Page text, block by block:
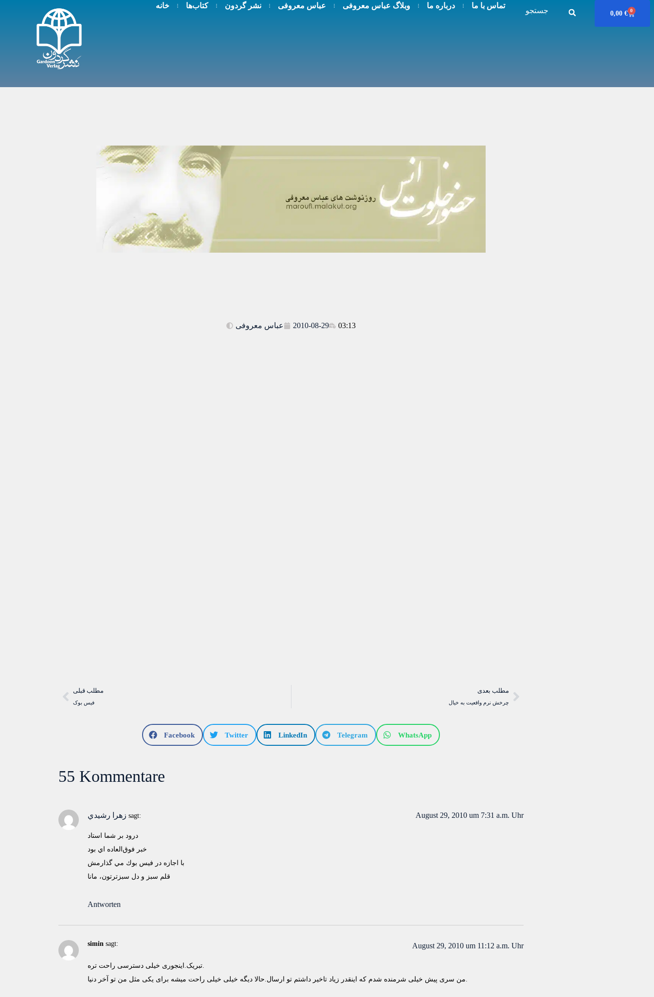
خانه کتاب‌ها نشر گردون عباس معروفی وبلاگ عباس معروفی درباره ما تماس با ما
جستجو 0,00 € 0
عباس معروفی 2010-08-29 03:13
مطلب قبلی
فيس بوک
مطلب بعدی
چرخش نرم واقعیت به خیال
Facebook Twitter LinkedIn Telegram WhatsApp
55 Kommentare
زهرا رشيدي sagt: August 29, 2010 um 7:31 a.m. Uhr
درود بر شما استاد
خبر فوق‌العاده اي بود
با اجازه در فيس بوك مي گذارمش
قلم سبز و دل سبزترتون، مانا
Antworten
simin sagt: August 29, 2010 um 11:12 a.m. Uhr
تبریک.اینجوری خیلی دسترسی راحت تره.